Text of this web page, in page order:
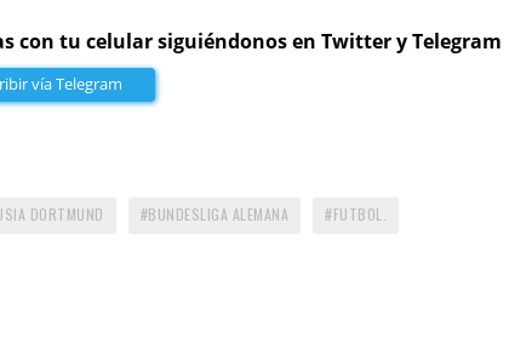
con tu celular siguiéndonos en Twitter y Telegram
vía Telegram
DORTMUND BUNDESLIGA ALEMANA FUTBOL.